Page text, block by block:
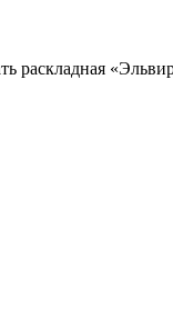
раскладная